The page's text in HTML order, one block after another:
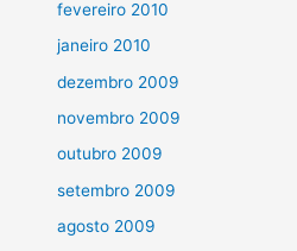
fevereiro 2010
janeiro 2010
dezembro 2009
novembro 2009
outubro 2009
setembro 2009
agosto 2009